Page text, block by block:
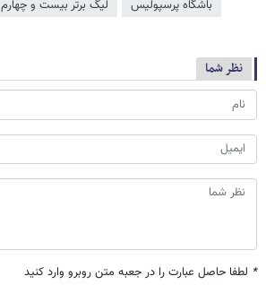
باشگاه پرسپولیس لیگ برتر بیست و چهارم
نظر شما
* لطفا حاصل عبارت را در جعبه متن روبرو وارد کنید